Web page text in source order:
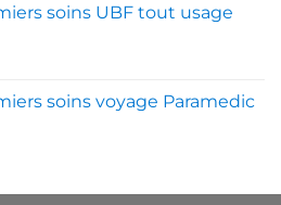
soins UBF tout usage
soins voyage Paramedic